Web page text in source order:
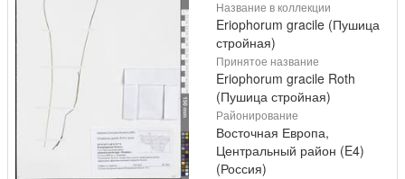
Название в коллекции
Eriophorum gracile (Пушица
стройная)
Принятое название
Eriophorum gracile Roth
(Пушица стройная)
Районирование
Восточная Европа,
Центральный район (E4)
(Россия)